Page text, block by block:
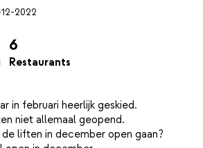
2022
6
Restaurants
in februari heerlijk geskied.
niet allemaal geopend.
liften in december open gaan?